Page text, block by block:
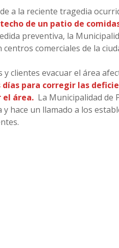
a la reciente tragedia
de un patio de
preventiva, la
comerciales de la
clientes evacuar el área
para corregir las
el área. La Municipalidad de
hace un llamado a los